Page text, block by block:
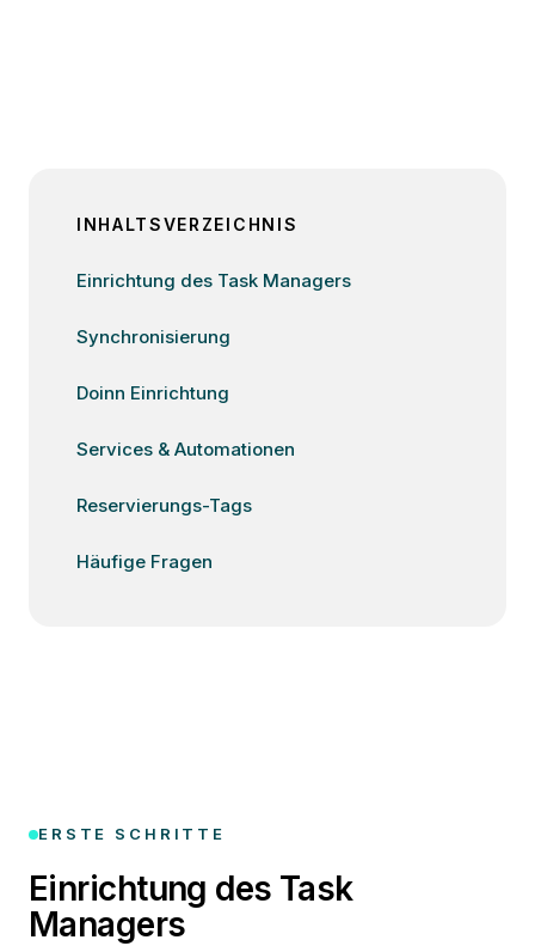
INHALTSVERZEICHNIS
Einrichtung des Task Managers
Synchronisierung
Doinn Einrichtung
Services & Automationen
Reservierungs-Tags
Häufige Fragen
ERSTE SCHRITTE
Einrichtung des Task
Managers